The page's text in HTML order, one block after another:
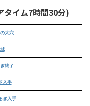
タイム7時間30分)
大穴
終了
入手
ぎ入手